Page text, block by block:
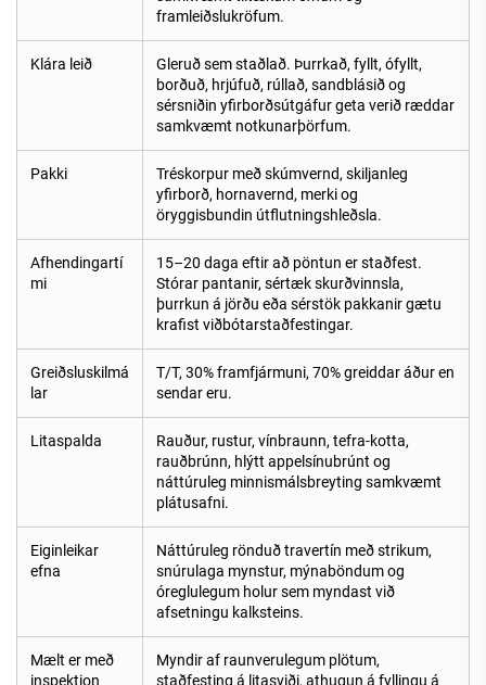
framleiðslukröfum.
Klára leið
Gleruð sem staðlað. Þurrkað, fyllt, ófyllt,
borðuð, hrjúfuð, rúllað, sandblásið og
sérsniðin yfirborðsútgáfur geta verið ræddar
samkvæmt notkunarþörfum.
Pakki
Tréskorpur með skúmvernd, skiljanleg
yfirborð, hornavernd, merki og
öryggisbundin útflutningshleðsla.
Afhendingartí
mi
15–20 daga eftir að pöntun er staðfest.
Stórar pantanir, sértæk skurðvinnsla,
þurrkun á jörðu eða sérstök pakkanir gætu
krafist viðbótarstaðfestingar.
Greiðsluskilmá
lar
T/T, 30% framfjármuni, 70% greiddar áður en
sendar eru.
Litaspalda
Rauður, rustur, vínbraunn, tefra-kotta,
rauðbrúnn, hlýtt appelsínubrúnt og
náttúruleg minnismálsbreyting samkvæmt
plátusafni.
Eiginleikar
efna
Náttúruleg rönduð travertín með strikum,
snúrulaga mynstur, mýnaböndum og
óreglulegum holur sem myndast við
afsetningu kalksteins.
Mælt er með
inspektion
Myndir af raunverulegum plötum,
staðfesting á litasviði, athugun á fyllingu á